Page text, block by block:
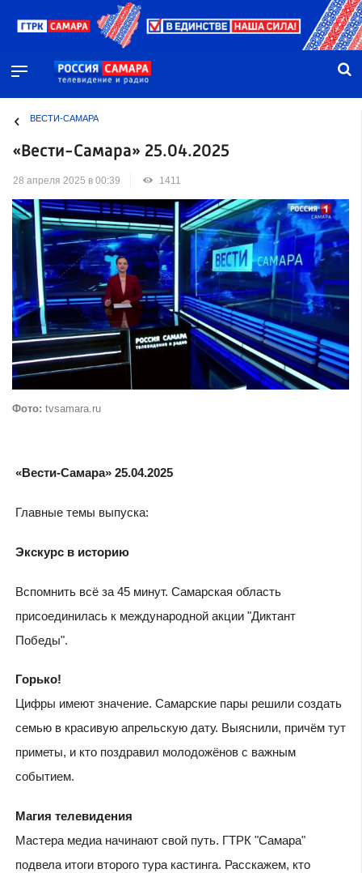
ВЕСТИ-САМАРА
«Вести-Самара» 25.04.2025
28 апреля 2025 в 00:39 1411
Фото: tvsamara.ru
«Вести-Самара» 25.04.2025
Главные темы выпуска:
Экскурс в историю
Вспомнить всё за 45 минут. Самарская область
присоединилась к международной акции "Диктант
Победы".
Горько!
Цифры имеют значение. Самарские пары решили создать
семью в красивую апрельскую дату. Выяснили, причём тут
приметы, и кто поздравил молодожёнов с важным
событием.
Магия телевидения
Мастера медиа начинают свой путь. ГТРК "Самара"
подвела итоги второго тура кастинга. Расскажем, кто